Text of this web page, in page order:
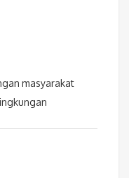
masyarakat